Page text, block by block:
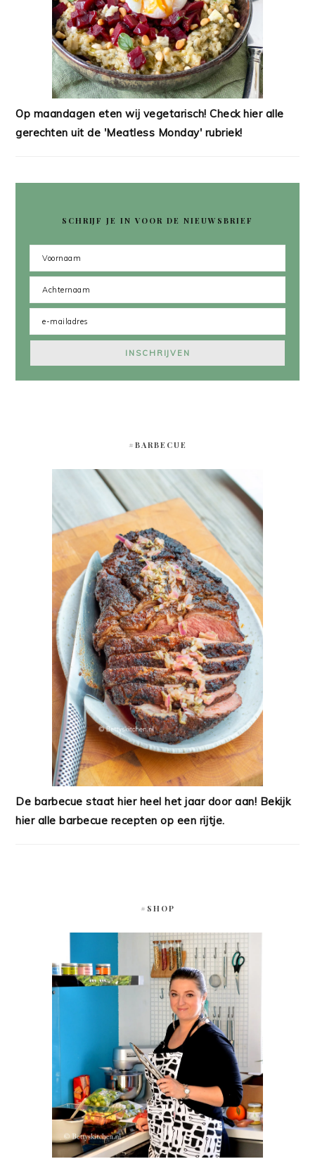
Op maandagen eten wij vegetarisch! Check hier alle
gerechten uit de 'Meatless Monday' rubriek!
SCHRIJF JE IN VOOR DE NIEUWSBRIEF
#BARBECUE
De barbecue staat hier heel het jaar door aan! Bekijk
hier alle barbecue recepten op een rijtje.
#SHOP